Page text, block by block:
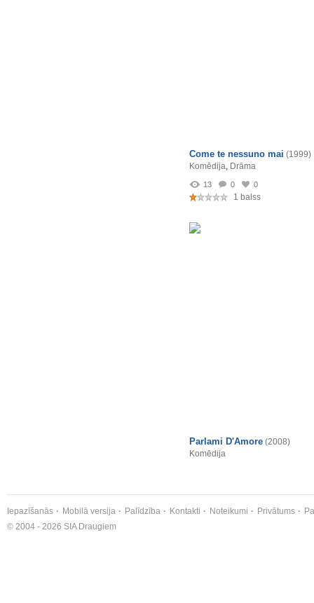
Come te nessuno mai (1999)
Komēdija, Drāma
13 0 0
1 balss
Parlami D'Amore (2008)
Komēdija
Iepazīšanās Mobilā versija Palīdzība Kontakti Noteikumi Privātums
© 2004 - 2026 SIA Draugiem